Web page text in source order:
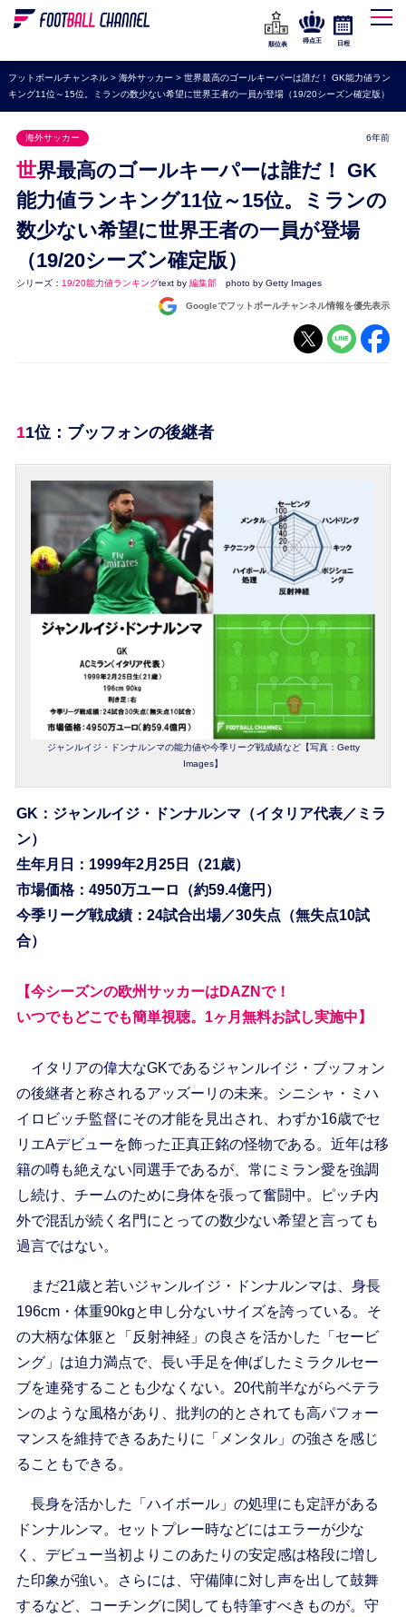
WEリーグ
海外サッカー
プレミアリーグ
ラ・リーガ
セリエA
ブンデスリーガ
UEFA
ナショナルチーム
順位表
得点王 日程
フットボールチャンネル> 海外サッカー > 世界最高のゴールキーパーは誰だ！ GK能力値ラン
キング11位～15位。ミランの数少ない希望に世界王者の一員が登場（19/20シーズン確定版）
海外サッカー 6年前
世界最高のゴールキーパーは誰だ！ GK
能力値ランキング11位～15位。ミランの
数少ない希望に世界王者の一員が登場
（19/20シーズン確定版）
シリーズ： 19/20能力値ランキングtext by 編集部 photo by Getty Images
Googleでフットボールチャンネル情報を優先表示
11位：ブッフォンの後継者
ジャンルイジ・ドンナルンマの能力値や今季リーグ戦成績など【写真：Getty
Images】
GK：ジャンルイジ・ドンナルンマ（イタリア代表／ミラ
ン）
生年月日：1999年2月25日（21歳）
市場価格：4950万ユーロ（約59.4億円）
今季リーグ戦成績：24試合出場／30失点（無失点10試
合）
【今シーズンの欧州サッカーはDAZNで！
いつでもどこでも簡単視聴。1ヶ月無料お試し実施中】
イタリアの偉大なGKであるジャンルイジ・ブッフォン
の後継者と称されるアッズーリの未来。シニシャ・ミハ
イロビッチ監督にその才能を見出され、わずか16歳でセ
リエAデビューを飾った正真正銘の怪物である。近年は移
籍の噂も絶えない同選手であるが、常にミラン愛を強調
し続け、チームのために身体を張って奮闘中。ピッチ内
外で混乱が続く名門にとっての数少ない希望と言っても
過言ではない。
まだ21歳と若いジャンルイジ・ドンナルンマは、身長
196cm・体重90kgと申し分ないサイズを誇っている。そ
の大柄な体躯と「反射神経」の良さを活かした「セービ
ング」は迫力満点で、長い手足を伸ばしたミラクルセー
ブを連発することも少なくない。20代前半ながらベテラ
ンのような風格があり、批判の的とされても高パフォー
マンスを維持できるあたりに「メンタル」の強さを感じ
ることもできる。
長身を活かした「ハイボール」の処理にも定評がある
ドンナルンマ。セットプレー時などにはエラーが少な
く、デビュー当初よりこのあたりの安定感は格段に増し
た印象が強い。さらには、守備陣に対し声を出して鼓舞
するなど、コーチングに関しても特筆すべきものが。守